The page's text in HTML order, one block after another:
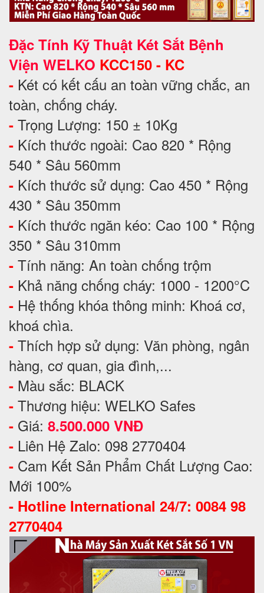
Đặc Tính Kỹ Thuật Két Sắt Bệnh
Viện WELKO KCC150 - KC
- Két có kết cấu an toàn vững chắc, an
toàn, chống cháy.
- Trọng Lượng: 150 ± 10Kg
- Kích thước ngoài: Cao 820 * Rộng
540 * Sâu 560mm
- Kích thước sử dụng: Cao 450 * Rộng
430 * Sâu 350mm
- Kích thước ngăn kéo: Cao 100 * Rộng
350 * Sâu 310mm
- Tính năng: An toàn chống trộm
- Khả năng chống cháy: 1000 - 1200°C
- Hệ thống khóa thông minh: Khoá cơ,
khoá chìa.
- Thích hợp sử dụng: Văn phòng, ngân
hàng, cơ quan, gia đình,...
- Màu sắc: BLACK
- Thương hiệu: WELKO Safes
- Giá: 8.500.000 VNĐ
- Liên Hệ Zalo: 098 2770404
- Cam Kết Sản Phẩm Chất Lượng Cao:
Mới 100%
- Hotline International 24/7: 0084 98
2770404